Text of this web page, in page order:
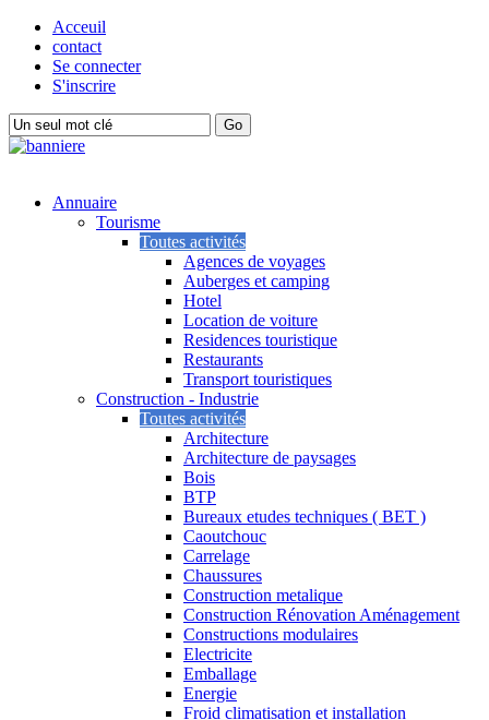
Acceuil
contact
Se connecter
S'inscrire
Annuaire
Tourisme
Toutes activités
Agences de voyages
Auberges et camping
Hotel
Location de voiture
Residences touristique
Restaurants
Transport touristiques
Construction - Industrie
Toutes activités
Architecture
Architecture de paysages
Bois
BTP
Bureaux etudes techniques ( BET )
Caoutchouc
Carrelage
Chaussures
Construction metalique
Construction Rénovation Aménagement
Constructions modulaires
Electricite
Emballage
Energie
Froid climatisation et installation